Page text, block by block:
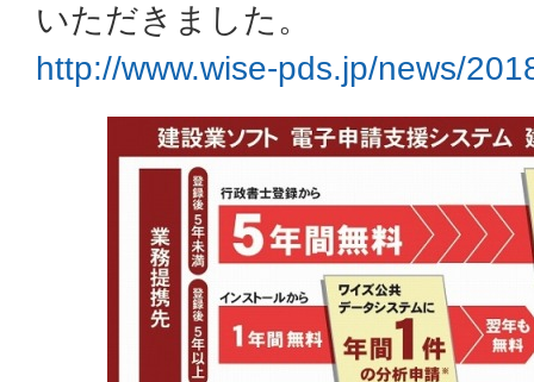
いただきました。
http://www.wise-pds.jp/news/